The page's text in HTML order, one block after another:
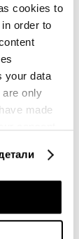
cookies to
order to
your data
only
made
на
во